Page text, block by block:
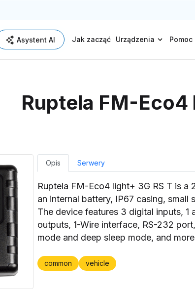
Asystent AI Jak zacząć Urządzenia Pomoc
Ruptela FM-Eco4
Opis Serwery
Ruptela FM-Eco4 light+ 3G RS T is a
an internal battery, IP67 casing, small
The device features 3 digital inputs, 1
outputs, 1-Wire interface, RS-232
mode and deep sleep mode, and
common vehicle